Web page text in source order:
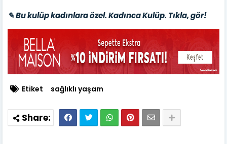
✎ Bu kulüp kadınlara özel. Kadınca Kulüp. Tıkla, gör!
Etiket sağlıklı yaşam